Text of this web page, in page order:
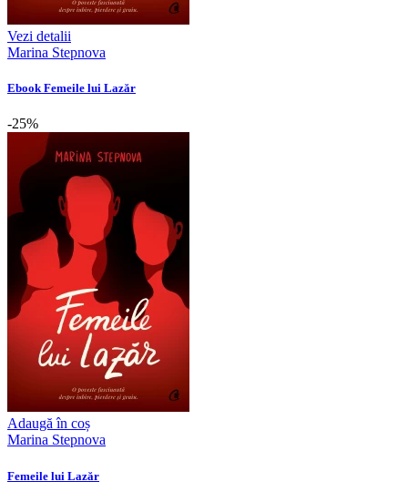
Vezi detalii
Marina Stepnova
Ebook Femeile lui Lazăr
-25%
Adaugă în coș
Marina Stepnova
Femeile lui Lazăr